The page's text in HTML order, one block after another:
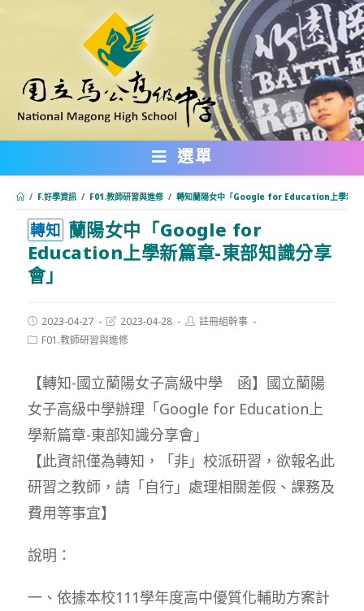
內
選單
/ F.好學資訊 / F01.教師研習與進修 / 轉知蘭陽女中「Google for Education上學新篇
轉知 蘭陽女中「Google for
Education上學新篇章-東部知識分享
會」
Post
published:
2023-04-27
Post
last
modified:
2023-04-28
Post註冊組幹事
PostF01.教師研習與進修
【轉知-國立蘭陽女子高級中學 函】國立蘭陽
女子高級中學辦理「Google for Education上
學新篇章-東部知識分享會」
【此資訊僅為轉知，「非」校派研習，欲報名此
研習之教師，請「自行」處理相關差假、課務及
費用等事宜】
說明：
一、依據本校111學年度高中優質化輔助方案計